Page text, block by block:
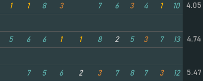
1 1 8 3 7 6 3 4 1 10 4.05
5 6 6 1 1 8 2 5 3 7 13 4.74
7 5 6 2 3 7 8 7 3 12 5.47